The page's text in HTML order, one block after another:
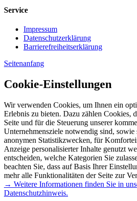
Service
Impressum
Datenschutzerklärung
Barrierefreiheitserklärung
Seitenanfang
Cookie-Einstellungen
Wir verwenden Cookies, um Ihnen ein
Erlebnis zu bieten. Dazu zählen Cookies,
Seite und für die Steuerung unserer
Unternehmensziele notwendig sind,
anonymen Statistikzwecken, für
Anzeige personalisierter Inhalte genutzt
entscheiden, welche Kategorien Sie
beachten Sie, dass auf Basis Ihrer
mehr alle Funktionalitäten der Seite zur
→ Weitere Informationen finden Sie in
Datenschutzhinweis.